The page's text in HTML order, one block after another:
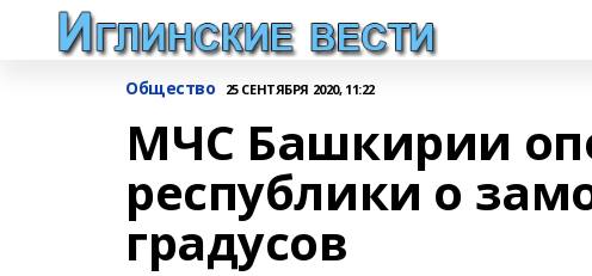
Общество 25 СЕНТЯБРЯ 2020, 11:22
МЧС Башкирии
республики о
градусов